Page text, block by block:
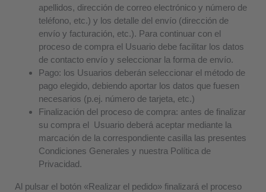
apellidos, dirección de correo electrónico y número de
teléfono, etc.) y los detalle del envío (dirección de
envío y facturación, etc.). Para continuar con el
proceso de compra el Usuario debe facilitar los datos
de contacto envío y seleccionar la forma de envío.
Pago: los Usuarios deberán seleccionar el método de
pago elegido, debiendo aportar los datos que fuesen
necesarios (p.ej. número de tarjeta, etc.)
Finalización del proceso de compra: antes de finalizar
su compra el Usuario deberá aceptar mediante la
marcación de la correspondiente casilla las presentes
Condiciones Generales y nuestra Política de
Privacidad.
Al pulsar el botón «Realizar el pedido» finalizará el proceso